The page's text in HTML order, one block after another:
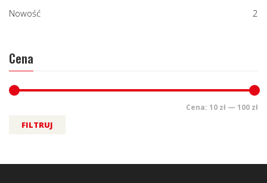
Nowość 2
Cena
FILTRUJ
Cena: 10 zł — 100 zł